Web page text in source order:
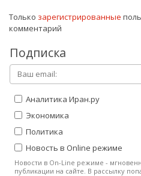
Только зарегистрированные
комментарий
Подписка
Аналитика Иран.ру
Экономика
Политика
Новость в Online режиме
Новости в On-Line режиме -
публикации на сайте. В рассылку